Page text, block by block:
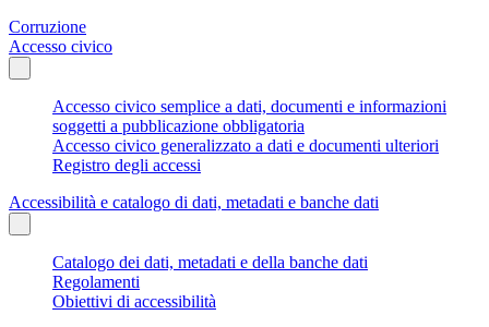
Corruzione
Accesso civico
Accesso civico semplice a dati, documenti e informazioni
soggetti a pubblicazione obbligatoria
Accesso civico generalizzato a dati e documenti ulteriori
Registro degli accessi
Accessibilità e catalogo di dati, metadati e banche dati
Catalogo dei dati, metadati e della banche dati
Regolamenti
Obiettivi di accessibilità